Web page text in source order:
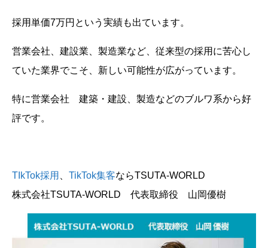
採用単価7万円という実績も出ています。
営業会社、建設業、製造業など、従来型の採用に苦心し
ていた業界でこそ、新しい可能性が広がっています。
特に営業会社 建築・建設、製造などのブルワ系から好
評です。
TIkTok採用 TikTok集客ならTSUTA-WORLD
株式会社TSUTA-WORLD 代表取締役 山岡優樹